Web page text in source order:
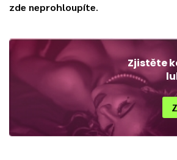
zde neprohloupíte.
Zjistěte